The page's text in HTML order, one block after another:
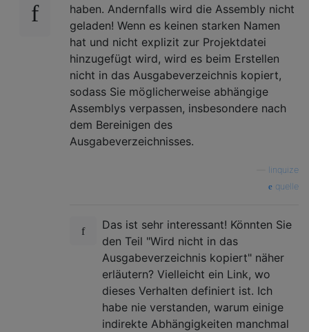
haben. Andernfalls wird die Assembly nicht
geladen! Wenn es keinen starken Namen
hat und nicht explizit zur Projektdatei
hinzugefügt wird, wird es beim Erstellen
nicht in das Ausgabeverzeichnis kopiert,
sodass Sie möglicherweise abhängige
Assemblys verpassen, insbesondere nach
dem Bereinigen des
Ausgabeverzeichnisses.
linquize
quelle
Das ist sehr interessant! Könnten Sie
den Teil "Wird nicht in das
Ausgabeverzeichnis kopiert" näher
erläutern? Vielleicht ein Link, wo
dieses Verhalten definiert ist. Ich
habe nie verstanden, warum einige
indirekte Abhängigkeiten manchmal